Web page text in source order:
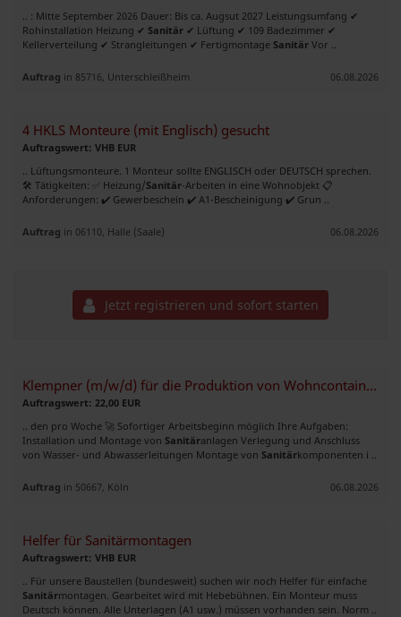
.. : Mitte September 2026 Dauer: Bis ca. Augsut 2027 Leistungsumfang ✔
Rohinstallation Heizung ✔ Sanitär ✔ Lüftung ✔ 109 Badezimmer ✔
Kellerverteilung ✔ Strangleitungen ✔ Fertigmontage Sanitär Vor ..
Auftrag in 85716, Unterschleißheim 06.08.2026
4 HKLS Monteure (mit Englisch) gesucht
Auftragswert: VHB EUR
.. Lüftungsmonteure. 1 Monteur sollte ENGLISCH oder DEUTSCH sprechen.
🛠️ Tätigkeiten: ✅ Heizung/Sanitär-Arbeiten in eine Wohnobjekt 📋
Anforderungen: ✔️ Gewerbeschein ✔️ A1-Bescheinigung ✔️ Grun ..
Auftrag in 06110, Halle (Saale) 06.08.2026
Jetzt registrieren und sofort starten
Klempner (m/w/d) für die Produktion von Wohncontainern gesucht
Auftragswert: 22,00 EUR
.. den pro Woche 🚀 Sofortiger Arbeitsbeginn möglich Ihre Aufgaben:
Installation und Montage von Sanitäranlagen Verlegung und Anschluss
von Wasser- und Abwasserleitungen Montage von Sanitärkomponenten i ..
Auftrag in 50667, Köln 06.08.2026
Helfer für Sanitärmontagen
Auftragswert: VHB EUR
.. Für unsere Baustellen (bundesweit) suchen wir noch Helfer für einfache
Sanitärmontagen. Gearbeitet wird mit Hebebühnen. Ein Monteur muss
Deutsch können. Alle Unterlagen (A1 usw.) müssen vorhanden sein. Norm ..